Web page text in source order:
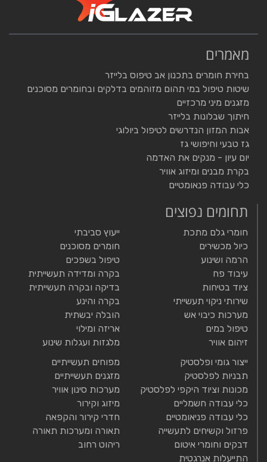
מאמרים
בחירת חומרים בתכנון אב טיפוס בלייזר
שיטות טיפול במי תהום מזוהמים בדלקים ובחומרים מסוכנים
מזגנים מיני מרכזיים
חיתוך שבלונות בלייזר
אבות המזון הנדרשים לטיפול ביולוגי
גז טבעי וחיפושי גז
יום עיון - מנקים את האדמה
בקרת מבנים ומיזוג אוויר
כלי עבודה פנאומטיים
תחומים נפוצים
חומרי גלם מתכת
כיול מכשירים
הרמה ושינוע
עיבוד פח
ציוד בטיחות
שירותי ניקוי תעשייתי
מערכות כיבוי אש
טיפול במים
זיהום אוויר
ייעוץ סביבתי
חומרים מסוכנים
טיפול בשפכים
בקרה ומדידה תעשייתית
בדיקה ובקרה תעשייתית
בקרה והינע
הובלה יבשתית
אריזה ומילוי
מלגזות ועגלות שינוע
ייצור גומי ופלסטיק
תבניות לפלסטיק
מכונות וציוד היקפי לפלסטיק
כלי עבודה חשמליים
כלי עבודה פניאומטיים
פרזול וקשיחים לתעשייה
דבקים וחומרי איטום
התייעלות אנרגטית
מפוחים תעשייתיים
מזגנים תעשייתיים
מערכות סינון אוויר
מיזוג וקירור
חדרי קירור והקפאה
תאורה ומערכות תאורה
ריהוט רחוב